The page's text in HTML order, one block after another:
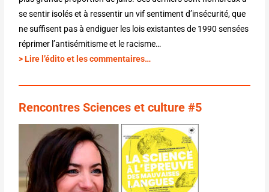
se sentir isolés et à ressentir un vif sentiment d’insécurité, que
ne suffisent pas à endiguer les lois existantes de 1990 sensées
réprimer l’antisémitisme et le racisme…
> Lire l’édito et les commentaires…
Rencontres Sciences et culture #5